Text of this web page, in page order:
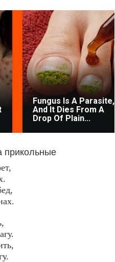
Fungus Is A Parasite,
And It Dies From A
Drop Of Plain...
прикольные